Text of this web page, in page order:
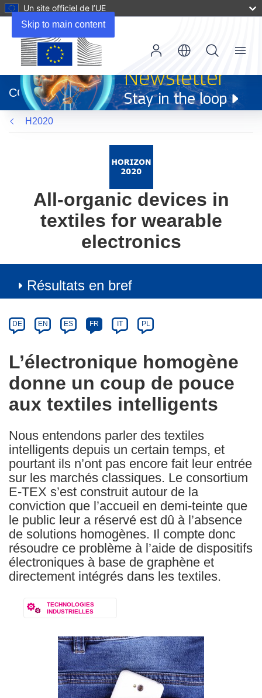
Skip to main content
Un site officiel de l’UE
dans
une
nouvelle
fenêtre)
CORDIS
Menu
H2020
All-organic devices in
textiles for wearable
electronics
Résultats en bref
Category
Article
available
the
following
languages:
DE EN ES FR IT PL
L’électronique homogène
donne un coup de pouce
aux textiles intelligents
Nous entendons parler des textiles
intelligents depuis un certain temps, et
pourtant ils n’ont pas encore fait leur entrée
sur les marchés classiques. Le consortium
E-TEX s’est construit autour de la
conviction que l’accueil en demi-teinte que
le public leur a réservé est dû à l’absence
de solutions homogènes. Il compte donc
résoudre ce problème à l’aide de dispositifs
électroniques à base de graphène et
directement intégrés dans les textiles.
TECHNOLOGIES
INDUSTRIELLES